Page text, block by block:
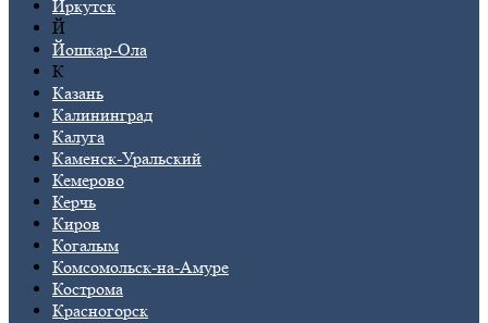
Иркутск
Й
Йошкар-Ола
К
Казань
Калининград
Калуга
Каменск-Уральский
Кемерово
Керчь
Киров
Когалым
Комсомольск-на-Амуре
Кострома
Красногорск